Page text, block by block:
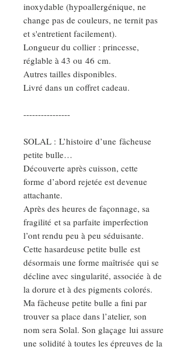
inoxydable (hypoallergénique, ne
change pas de couleurs, ne ternit pas
et s'entretient facilement).
Longueur du collier : princesse,
réglable à 43 ou 46 cm.
Autres tailles disponibles.
Livré dans un coffret cadeau.
----------------
SOLAL : L’histoire d’une fâcheuse
petite bulle…
Découverte après cuisson, cette
forme d’abord rejetée est devenue
attachante.
Après des heures de façonnage, sa
fragilité et sa parfaite imperfection
l’ont rendu peu à peu séduisante.
Cette hasardeuse petite bulle est
désormais une forme maîtrisée qui se
décline avec singularité, associée à de
la dorure et à des pigments colorés.
Ma fâcheuse petite bulle a fini par
trouver sa place dans l’atelier, son
nom sera Solal. Son glaçage lui assure
une solidité à toutes les épreuves de la